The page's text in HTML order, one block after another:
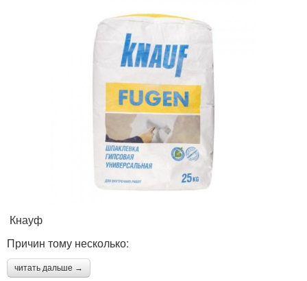
Кнауф
Причин тому несколько:
читать дальше →